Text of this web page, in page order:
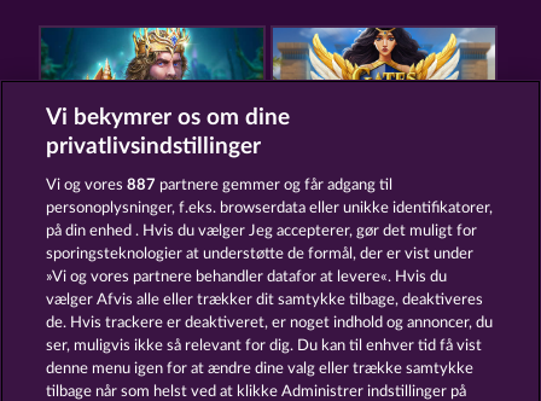
DEMI GODS IV - THE GOLDEN ERA DEMI GODS V
Vi bekymrer os om dine
privatlivsindstillinger
Vi og vores887 partnere gemmer og får adgang til
personoplysninger, f.eks. browserdata eller unikke identifikatorer,
på din enhed . Hvis du vælger Jeg accepterer, gør det muligt for
sporingsteknologier at understøtte de formål, der er vist under
»Vi og vores partnere behandler datafor at levere«. Hvis du
vælger Afvis alle eller trækker dit samtykke tilbage, deaktiveres
de. Hvis trackere er deaktiveret, er noget indhold og annoncer, du
ser, muligvis ikke så relevant for dig. Du kan til enhver tid få vist
denne menu igen for at ændre dine valg eller trække samtykke
tilbage når som helst ved at klikke Administrer indstillinger på